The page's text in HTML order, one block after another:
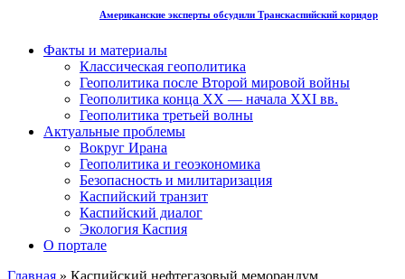
Американские эксперты обсудили Транскаспийский коридор
Факты и материалы
Классическая геополитика
Геополитика после Второй мировой войны
Геополитика конца XX — начала XXI вв.
Геополитика третьей волны
Актуальные проблемы
Вокруг Ирана
Геополитика и геоэкономика
Безопасность и милитаризация
Каспийский транзит
Каспийский диалог
Экология Каспия
О портале
Главная » Каспийский нефтегазовый меморандум